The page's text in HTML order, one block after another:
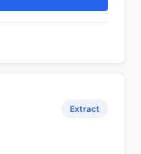
Extract